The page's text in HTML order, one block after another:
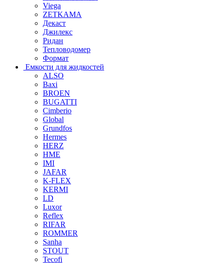
Viega
ZETKAMA
Декаст
Джилекс
Ридан
Тепловодомер
Формат
Емкости для жидкостей
ALSO
Baxi
BROEN
BUGATTI
Cimberio
Global
Grundfos
Hermes
HERZ
HME
IMI
JAFAR
K-FLEX
KERMI
LD
Luxor
Reflex
RIFAR
ROMMER
Sanha
STOUT
Tecofi